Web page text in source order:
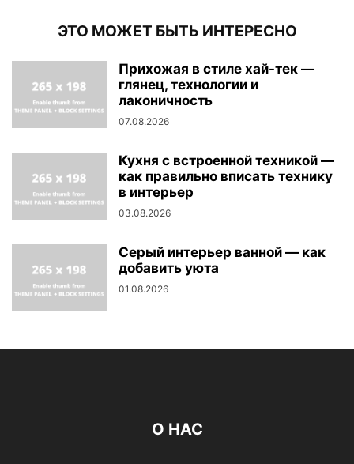
ЭТО МОЖЕТ БЫТЬ ИНТЕРЕСНО
Прихожая в стиле хай-тек —
глянец, технологии и
лаконичность
07.08.2026
Кухня с встроенной техникой —
как правильно вписать технику
в интерьер
03.08.2026
Серый интерьер ванной — как
добавить уюта
01.08.2026
О НАС